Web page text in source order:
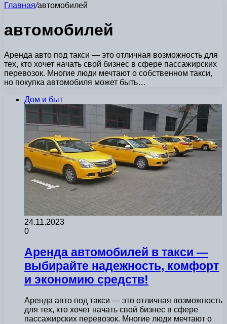
Главная/автомобилей
автомобилей
Аренда авто под такси — это отличная возможность для
тех, кто хочет начать свой бизнес в сфере пассажирских
перевозок. Многие люди мечтают о собственном такси,
но покупка автомобиля может быть…
Дом и быт
24.11.2023
0
Аренда автомобилей в такси —
выбирайте надежность, комфорт
и экономию средств!
Аренда авто под такси — это отличная возможность
для тех, кто хочет начать свой бизнес в сфере
пассажирских перевозок. Многие люди мечтают о